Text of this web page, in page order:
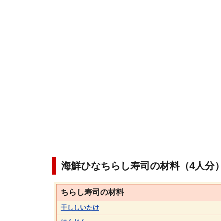
海鮮ひなちらし寿司の材料（4人分
ちらし寿司の材料
干ししいたけ